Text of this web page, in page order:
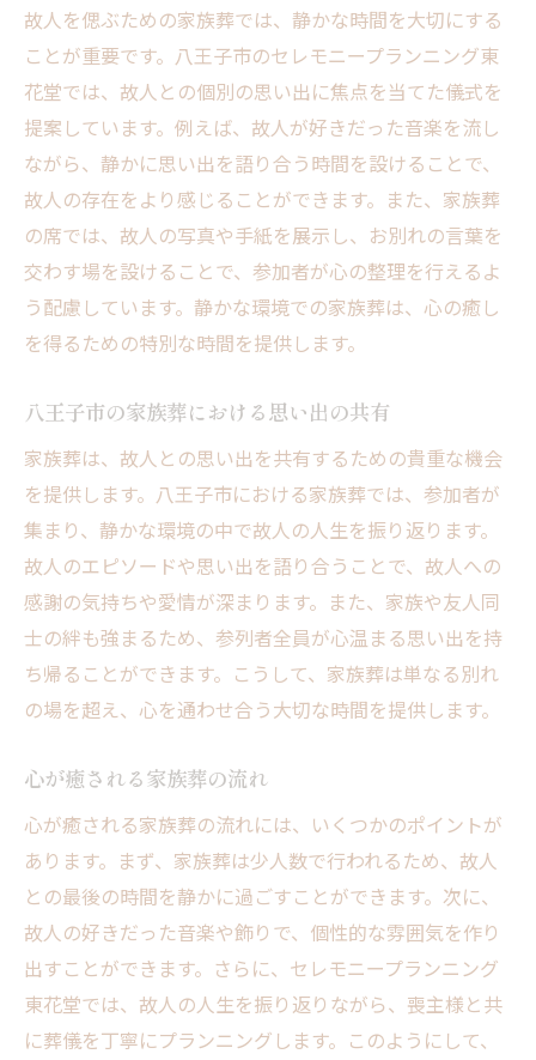
故人を偲ぶための家族葬では、静かな時間を大切にする
ことが重要です。八王子市のセレモニープランニング東
花堂では、故人との個別の思い出に焦点を当てた儀式を
提案しています。例えば、故人が好きだった音楽を流し
ながら、静かに思い出を語り合う時間を設けることで、
故人の存在をより感じることができます。また、家族葬
の席では、故人の写真や手紙を展示し、お別れの言葉を
交わす場を設けることで、参加者が心の整理を行えるよ
う配慮しています。静かな環境での家族葬は、心の癒し
を得るための特別な時間を提供します。
八王子市の家族葬における思い出の共有
家族葬は、故人との思い出を共有するための貴重な機会
を提供します。八王子市における家族葬では、参加者が
集まり、静かな環境の中で故人の人生を振り返ります。
故人のエピソードや思い出を語り合うことで、故人への
感謝の気持ちや愛情が深まります。また、家族や友人同
士の絆も強まるため、参列者全員が心温まる思い出を持
ち帰ることができます。こうして、家族葬は単なる別れ
の場を超え、心を通わせ合う大切な時間を提供します。
心が癒される家族葬の流れ
心が癒される家族葬の流れには、いくつかのポイントが
あります。まず、家族葬は少人数で行われるため、故人
との最後の時間を静かに過ごすことができます。次に、
故人の好きだった音楽や飾りで、個性的な雰囲気を作り
出すことができます。さらに、セレモニープランニング
東花堂では、故人の人生を振り返りながら、喪主様と共
に葬儀を丁寧にプランニングします。このようにして、